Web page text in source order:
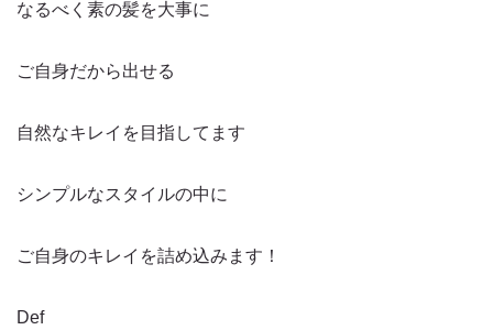
なるべく素の髪を大事に
ご自身だから出せる
自然なキレイを目指してます
シンプルなスタイルの中に
ご自身のキレイを詰め込みます！
Def